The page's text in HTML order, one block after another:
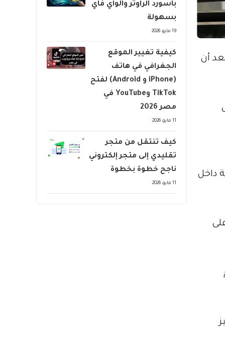
أن
داخل
باسورد الراوتر والواي فاي
بسهولة
19 مايو، 2026
كيفية تغيير الموقع
الجغرافي في هاتف
(iPhone و Android) لفتح
TikTok وYouTube في
مصر 2026
11 مايو، 2026
كيف تنتقل من متجر
تقليدي إلى متجر إلكتروني
ناجح خطوة بخطوة
11 مايو، 2026